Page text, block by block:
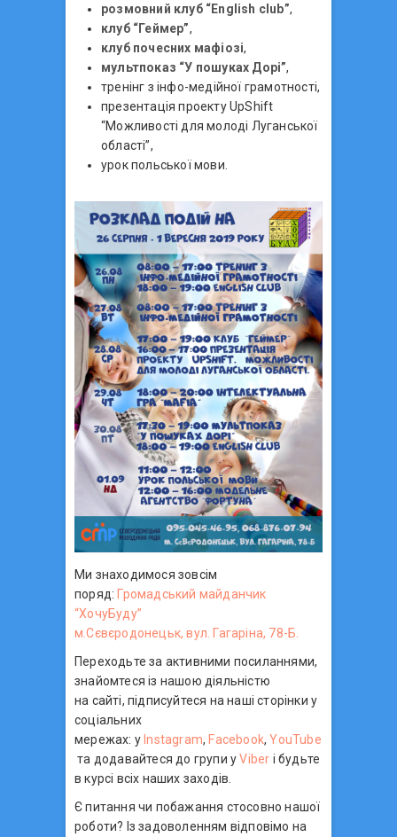
розмовний клуб “English club”,
клуб “Геймер”,
клуб почесних мафіозі,
мультпоказ “У пошуках Дорі”,
тренінг з інфо-медійної грамотності,
презентація проекту UpShift
“Можливості для молоді Луганської
області”,
урок польської мови.
Ми знаходимося зовсім
поряд:Громадський майданчик
“ХочуБуду”
м.Сєвєродонецьк, вул. Гагаріна, 78-Б.
Переходьте за активними посиланнями,
знайомтеся із нашою діяльністю
на сайті, підписуйтеся на наші сторінки у
соціальних
мережах: уInstagram,Facebook,YouTube
та додавайтеся до групи уViber і будьте
в курсі всіх наших заходів.
Є питання чи побажання стосовно нашої
роботи? Із задоволенням відповімо на